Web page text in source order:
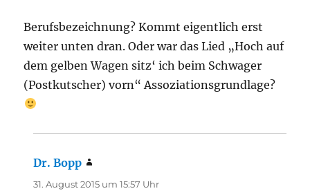
Berufsbezeichnung? Kommt eigentlich erst
weiter unten dran. Oder war das Lied „Hoch auf
dem gelben Wagen sitz‘ ich beim Schwager
(Postkutscher) vorn“ Assoziationsgrundlage?
Dr. Bopp
31. August 2015 um 15:57 Uhr